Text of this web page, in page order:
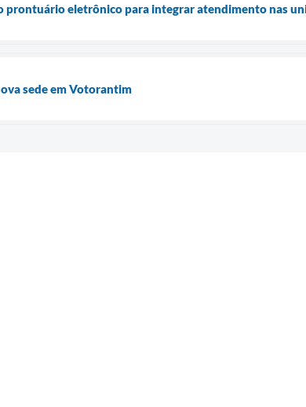
eletrônico para integrar atendimento nas
sede em Votorantim